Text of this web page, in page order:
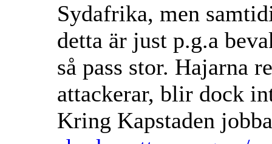
Sydafrika, men
detta är just p.g.a
så pass stor. Hajarna
attackerar, blir dock
Kring Kapstaden